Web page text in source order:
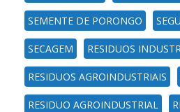
SEMENTE DE PORONGO
SECAGEM RESIDUOS
RESIDUOS AGROINDUSTRIAIS
RESIDUO AGROINDUSTRIAL